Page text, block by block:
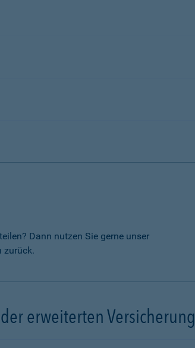
Dann nutzen Sie gerne unser
zurück.
erweiterten